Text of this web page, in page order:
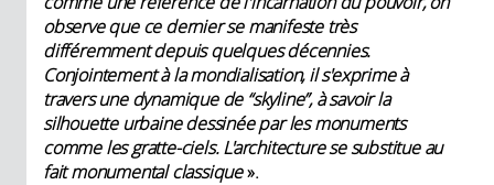
observe que ce dernier se manifeste très
différemment depuis quelques décennies.
Conjointement à la mondialisation, il s'exprime à
travers une dynamique de “skyline”, à savoir la
silhouette urbaine dessinée par les monuments
comme les gratte-ciels. L'architecture se substitue au
fait monumental classique».